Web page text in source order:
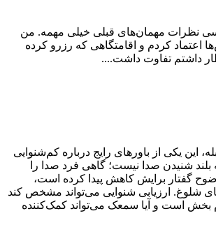
نظرات مهمان‌های قبلی خیلی مهمه. من
اعتماد کردم و اقامتگاهی که رزرو کرده
داشتم تفاوت داشت....
این یکی از باورهای رایج درباره کم‌شنوایی
شنیدن صدا نیست؛ گاهی فرد صدا را
گفتار برایش کاهش پیدا کرده است،
شلوغ. ارزیابی شنوایی می‌تواند مشخص کند
بخش است و آیا سمعک می‌تواند کمک‌کننده